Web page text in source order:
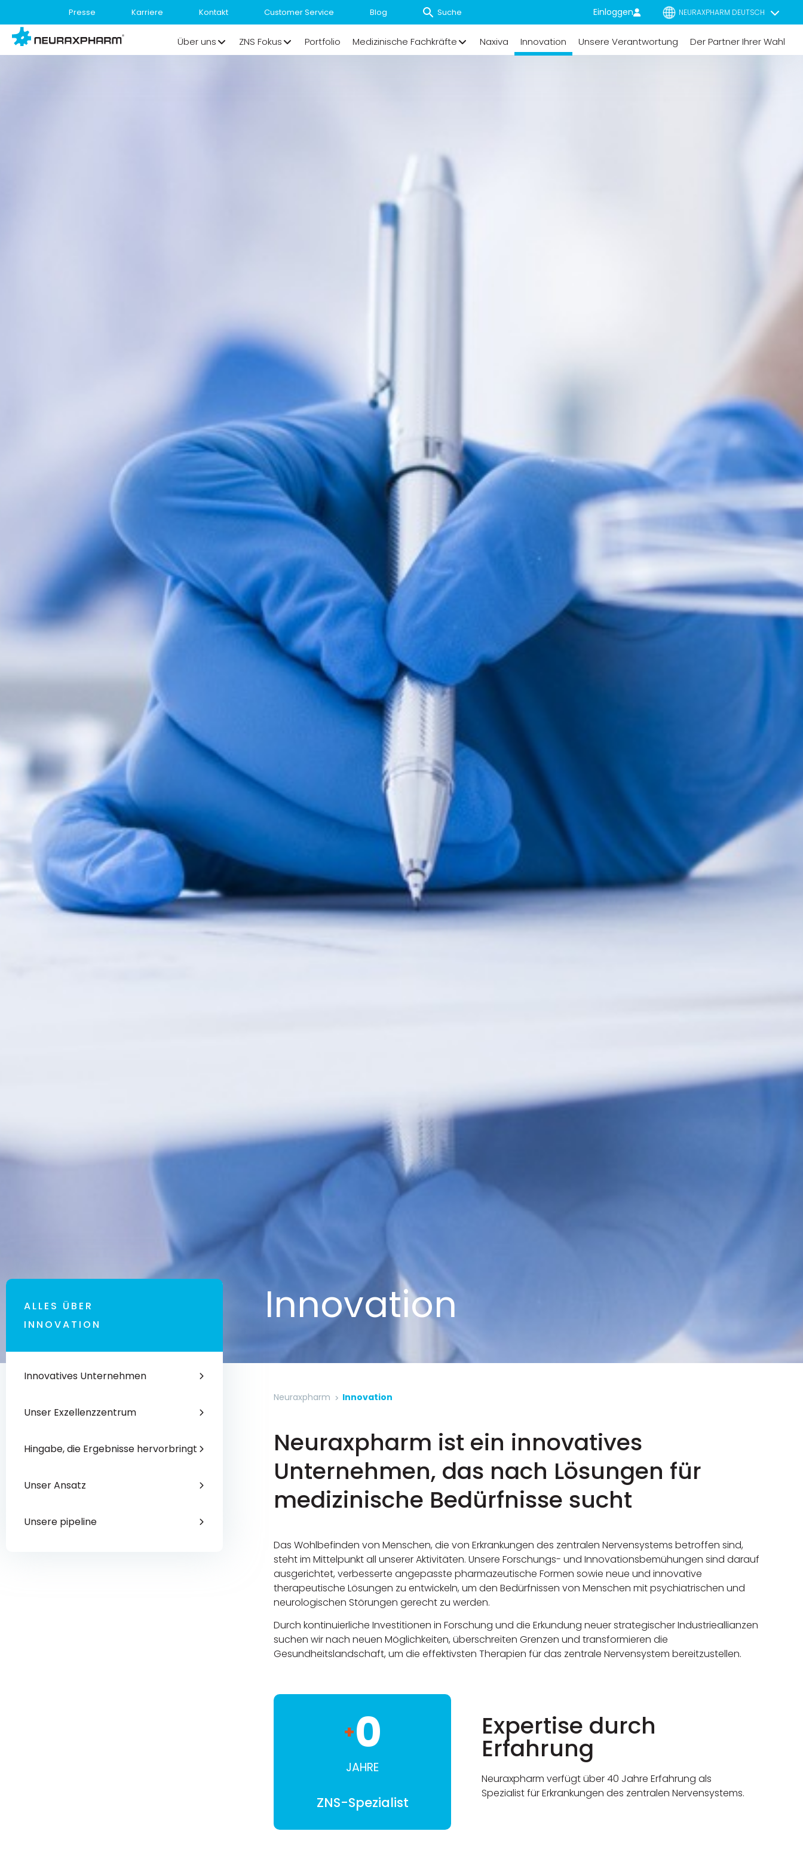
Presse Karriere Kontakt Customer Service Blog Einloggen NEURAXPHARM DEUTSCH
Über uns ZNS Fokus Portfolio Medizinische Fachkräfte Naxiva Innovation Unsere Verantwortung Der Partner Ihrer Wahl
Innovation
ALLES ÜBER
INNOVATION
Innovatives Unternehmen
Unser Exzellenzzentrum
Hingabe, die Ergebnisse hervorbringt
Unser Ansatz
Unsere pipeline
Neuraxpharm Innovation
Neuraxpharm ist ein innovatives
Unternehmen, das nach Lösungen für
medizinische Bedürfnisse sucht
Das Wohlbefinden von Menschen, die von Erkrankungen des zentralen Nervensystems betroffen sind,
steht im Mittelpunkt all unserer Aktivitäten. Unsere Forschungs- und Innovationsbemühungen sind darauf
ausgerichtet, verbesserte angepasste pharmazeutische Formen sowie neue und innovative
therapeutische Lösungen zu entwickeln, um den Bedürfnissen von Menschen mit psychiatrischen und
neurologischen Störungen gerecht zu werden.
Durch kontinuierliche Investitionen in Forschung und die Erkundung neuer strategischer Industrieallianzen
suchen wir nach neuen Möglichkeiten, überschreiten Grenzen und transformieren die
Gesundheitslandschaft, um die effektivsten Therapien für das zentrale Nervensystem bereitzustellen.
JAHRE​
+0
ZNS-Spezialist
Expertise durch
Erfahrung
Neuraxpharm verfügt über 40 Jahre Erfahrung als
Spezialist für Erkrankungen des zentralen Nervensystems.